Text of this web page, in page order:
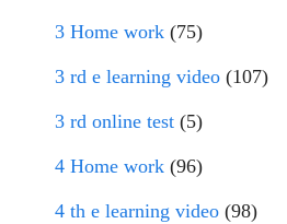
3 Home work (75)
3 rd e learning video (107)
3 rd online test (5)
4 Home work (96)
4 th e learning video (98)